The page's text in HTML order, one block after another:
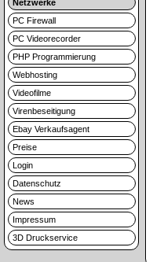
Netzwerke
PC Firewall
PC Videorecorder
PHP Programmierung
Webhosting
Videofilme
Virenbeseitigung
Ebay Verkaufsagent
Preise
Login
Datenschutz
News
Impressum
3D Druckservice